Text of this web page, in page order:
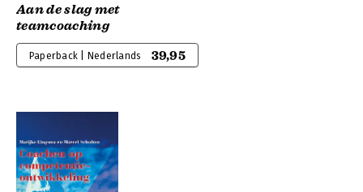
Aan de slag met
teamcoaching
Paperback | Nederlands 39,95